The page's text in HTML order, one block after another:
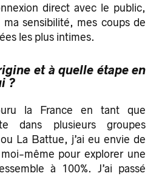
direct avec le public,
sensibilité, mes coups de
les plus intimes.
et à quelle étape en
?
la France en tant que
dans plusieurs groupes
La Battue, j’ai eu envie de
même pour explorer une
à 100%. J’ai passé